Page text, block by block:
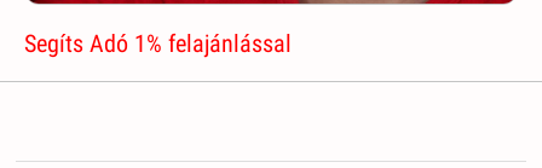
Segíts Adó 1% felajánlással